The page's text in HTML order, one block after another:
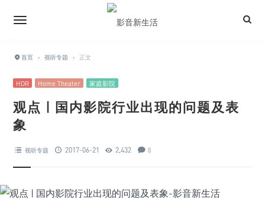
首页 › 视听专题 › 正文
HDR Home Theater 家庭影院
观点 | 国内影院行业出现的问题及表
象
视听专题 2017-06-21 2,432 0